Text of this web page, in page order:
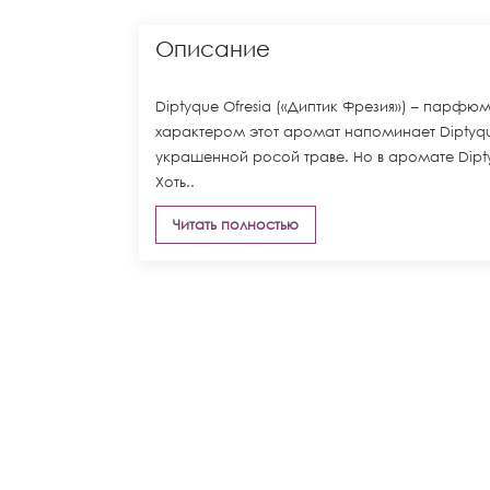
Описание
Diptyque Ofresia («Диптик Фрезия») –
характером этот аромат напоминает
украшенной росой траве. Но в аромате
Хоть..
Читать полностью